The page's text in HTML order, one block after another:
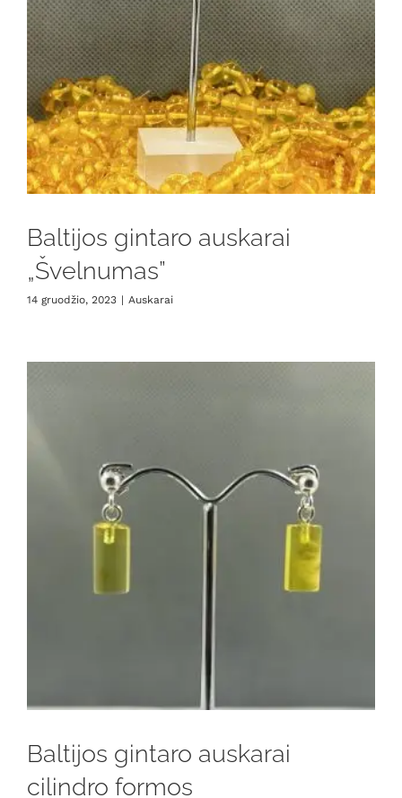
Baltijos gintaro auskarai
„Švelnumas”
14 gruodžio, 2023 | Auskarai
Baltijos gintaro auskarai
cilindro formos